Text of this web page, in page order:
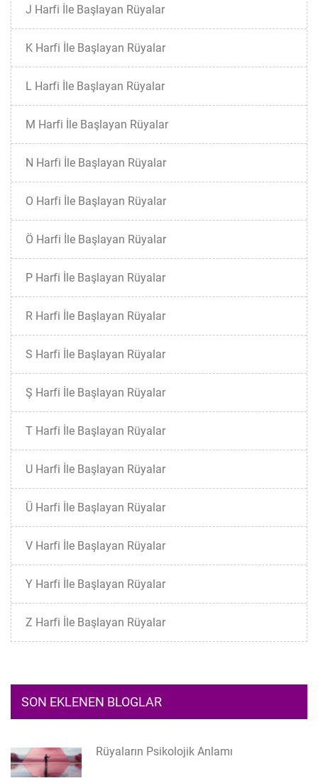
J Harfi İle Başlayan Rüyalar
K Harfi İle Başlayan Rüyalar
L Harfi İle Başlayan Rüyalar
M Harfi İle Başlayan Rüyalar
N Harfi İle Başlayan Rüyalar
O Harfi İle Başlayan Rüyalar
Ö Harfi İle Başlayan Rüyalar
P Harfi İle Başlayan Rüyalar
R Harfi İle Başlayan Rüyalar
S Harfi İle Başlayan Rüyalar
Ş Harfi İle Başlayan Rüyalar
T Harfi İle Başlayan Rüyalar
U Harfi İle Başlayan Rüyalar
Ü Harfi İle Başlayan Rüyalar
V Harfi İle Başlayan Rüyalar
Y Harfi İle Başlayan Rüyalar
Z Harfi İle Başlayan Rüyalar
SON EKLENEN BLOGLAR
Rüyaların Psikolojik Anlamı